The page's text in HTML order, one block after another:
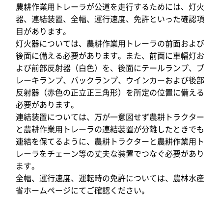
農耕作業用トレーラが公道を走行するためには、灯火
器、連結装置、全幅、運行速度、免許といった確認項
目があります。
灯火器については、農耕作業用トレーラの前面および
後面に備える必要があります。また、前面に車幅灯お
よび前部反射器（白色）を、後面にテールランプ、ブ
レーキランプ、バックランプ、ウインカーおよび後部
反射器（赤色の正立正三角形）を所定の位置に備える
必要があります。
連結装置については、万が一意図せず農耕トラクター
と農耕作業用トレーラの連結装置が分離したときでも
連結を保てるように、農耕トラクターと農耕作業用ト
レーラをチェーン等の丈夫な装置でつなぐ必要があり
ます。
全幅、運行速度、運転時の免許については、農林水産
省ホームページにてご確認ください。